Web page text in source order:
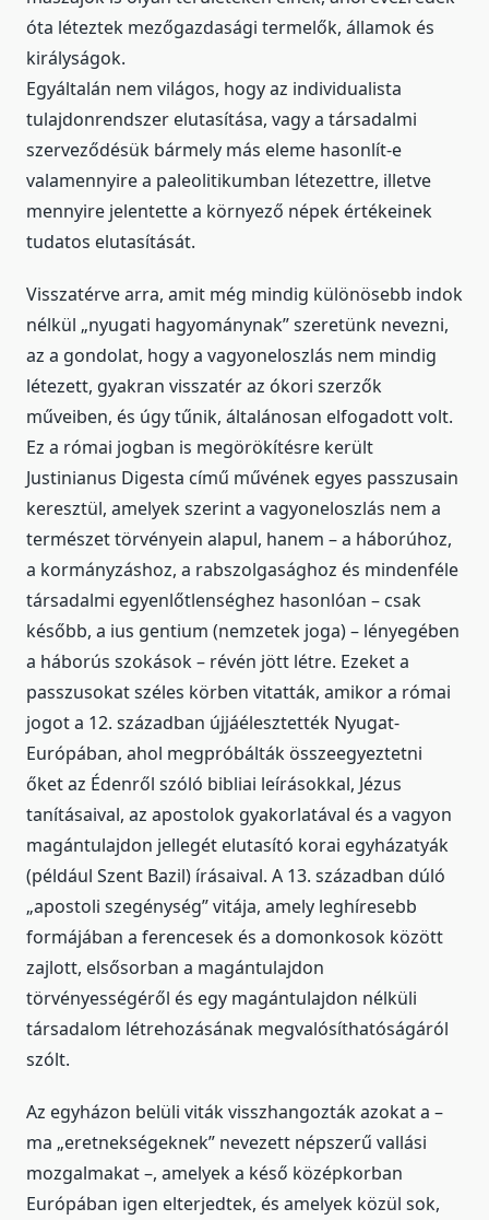
óta léteztek mezőgazdasági termelők, államok és
királyságok.
Egyáltalán nem világos, hogy az individualista
tulajdonrendszer elutasítása, vagy a társadalmi
szerveződésük bármely más eleme hasonlít-e
valamennyire a paleolitikumban létezettre, illetve
mennyire jelentette a környező népek értékeinek
tudatos elutasítását.
Visszatérve arra, amit még mindig különösebb indok
nélkül „nyugati hagyománynak” szeretünk nevezni,
az a gondolat, hogy a vagyoneloszlás nem mindig
létezett, gyakran visszatér az ókori szerzők
műveiben, és úgy tűnik, általánosan elfogadott volt.
Ez a római jogban is megörökítésre került
Justinianus Digesta című művének egyes passzusain
keresztül, amelyek szerint a vagyoneloszlás nem a
természet törvényein alapul, hanem – a háborúhoz,
a kormányzáshoz, a rabszolgasághoz és mindenféle
társadalmi egyenlőtlenséghez hasonlóan – csak
később, a ius gentium (nemzetek joga) – lényegében
a háborús szokások – révén jött létre. Ezeket a
passzusokat széles körben vitatták, amikor a római
jogot a 12. században újjáélesztették Nyugat-
Európában, ahol megpróbálták összeegyeztetni
őket az Édenről szóló bibliai leírásokkal, Jézus
tanításaival, az apostolok gyakorlatával és a vagyon
magántulajdon jellegét elutasító korai egyházatyák
(például Szent Bazil) írásaival. A 13. században dúló
„apostoli szegénység” vitája, amely leghíresebb
formájában a ferencesek és a domonkosok között
zajlott, elsősorban a magántulajdon
törvényességéről és egy magántulajdon nélküli
társadalom létrehozásának megvalósíthatóságáról
szólt.
Az egyházon belüli viták visszhangozták azokat a –
ma „eretnekségeknek” nevezett népszerű vallási
mozgalmakat –, amelyek a késő középkorban
Európában igen elterjedtek, és amelyek közül sok,